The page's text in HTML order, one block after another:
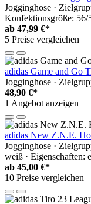
Jogginghose ·
Konfektionsgröße: 56/
ab 47,99 €*
5 Preise vergleichen
adidas Game and Go
Jogginghose ·
48,90 €*
1 Angebot anzeigen
adidas New Z.N.E.
Jogginghose ·
weiß · Eigenschaften:
ab 45,00 €*
10 Preise vergleichen